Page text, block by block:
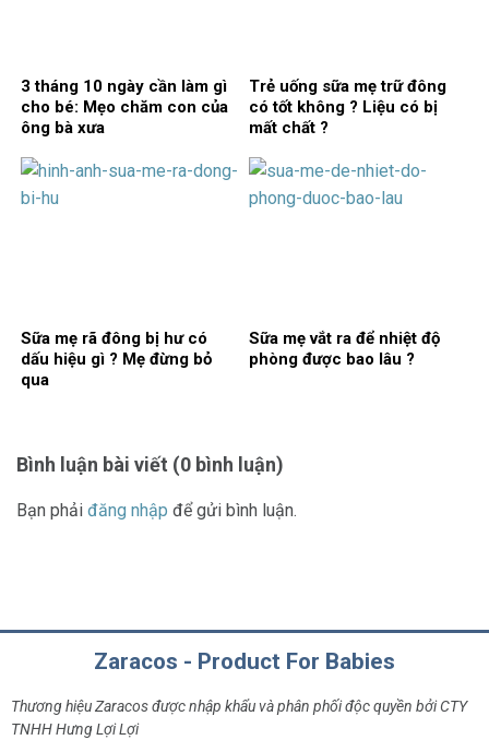
3 tháng 10 ngày cần làm gì
cho bé: Mẹo chăm con của
ông bà xưa
Trẻ uống sữa mẹ trữ đông
có tốt không ? Liệu có bị
mất chất ?
Sữa mẹ rã đông bị hư có
dấu hiệu gì ? Mẹ đừng bỏ
qua
Sữa mẹ vắt ra để nhiệt độ
phòng được bao lâu ?
Bình luận bài viết (0 bình luận)
Bạn phải đăng nhập để gửi bình luận.
Zaracos - Product For Babies
Thương hiệu Zaracos được nhập khẩu và phân phối độc quyền bởi CTY
TNHH Hưng Lợi Lợi